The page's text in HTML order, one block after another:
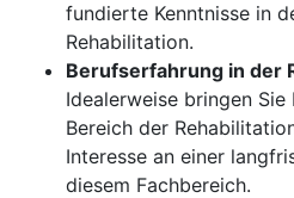
fundierte Kenntnisse in
Rehabilitation.
Berufserfahrung in der
Idealerweise bringen
Bereich der
Interesse an einer
diesem Fachbereich.